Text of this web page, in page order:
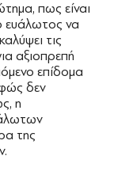
πως είναι
ευάλωτος να
τις
αξιοπρεπή
επίδομα
δεν
η
της